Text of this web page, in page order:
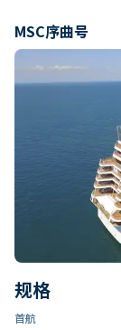
MSC序曲号
规格
首航